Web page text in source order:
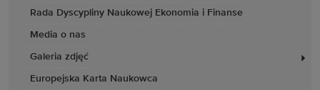
Rada Dyscypliny Naukowej Ekonomia i Finanse
Media o nas
Galeria zdjęć
Europejska Karta Naukowca